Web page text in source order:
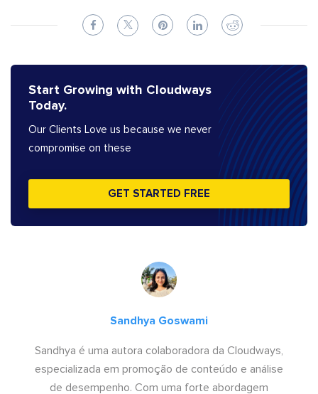
Start Growing with Cloudways
Today.
Our Clients Love us because we never
compromise on these
GET STARTED FREE
Sandhya Goswami
Sandhya é uma autora colaboradora da Cloudways,
especializada em promoção de conteúdo e análise
de desempenho. Com uma forte abordagem